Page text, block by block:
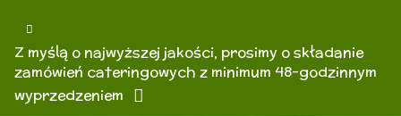
Z myślą o najwyższej jakości, prosimy o składanie
zamówień cateringowych z minimum 48-godzinnym
wyprzedzeniem